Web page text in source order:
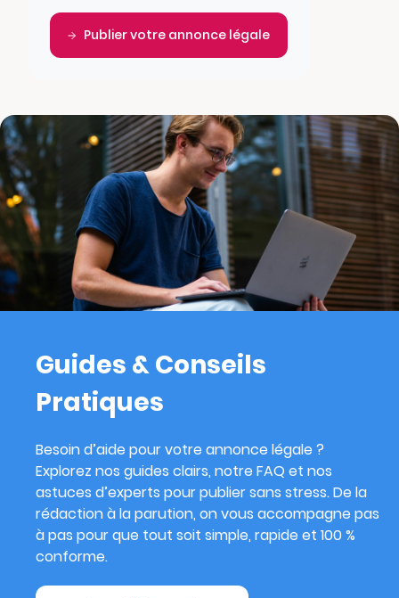
Publier votre annonce légale
Guides & Conseils
Pratiques
Besoin d’aide pour votre annonce légale ?
Explorez nos guides clairs, notre FAQ et nos
astuces d’experts pour publier sans stress. De la
rédaction à la parution, on vous accompagne pas
à pas pour que tout soit simple, rapide et 100 %
conforme.